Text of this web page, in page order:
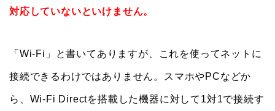
対応していないといけません。
「Wi-Fi」と書いてありますが、これを使ってネットに
接続できるわけではありません。スマホやPCなどか
ら、Wi-Fi Directを搭載した機器に対して1対1で接続す